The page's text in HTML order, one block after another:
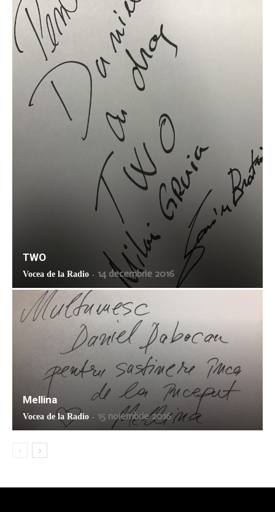
TWO
Vocea de la Radio - 14 decembrie 2016
Mellina
Vocea de la Radio - 15 noiembrie 2016